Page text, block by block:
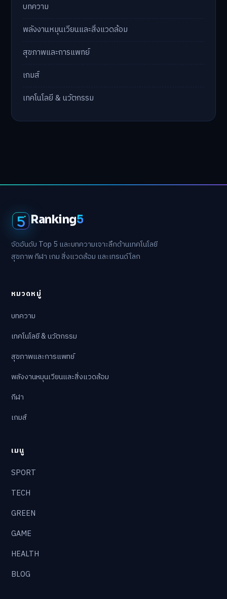
บทความ
พลังงานหมุนเวียนและสิ่งแวดล้อม
สุขภาพและการแพทย์
เกมส์
เทคโนโลยี & นวัตกรรม
Ranking5
จัดอันดับ Top 5 และบทความเจาะลึกด้านเทคโนโลยี
สุขภาพ กีฬา เกม สิ่งแวดล้อม และเทรนด์โลก
หมวดหมู่
บทความ
เทคโนโลยี & นวัตกรรม
สุขภาพและการแพทย์
พลังงานหมุนเวียนและสิ่งแวดล้อม
กีฬา
เกมส์
เมนู
SPORT
TECH
GREEN
GAME
HEALTH
BLOG